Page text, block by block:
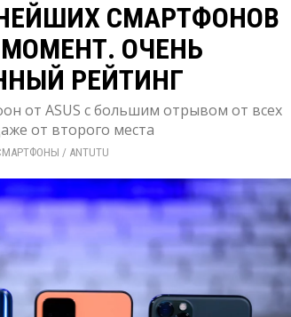
СМАРТФОНОВ
ОЧЕНЬ
РЕЙТИНГ
от ASUS с большим отрывом от всех
от второго места
/ ANTUTU